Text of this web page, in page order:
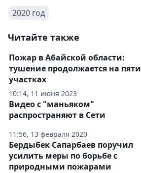
2020 год
Читайте также
10:14, 11 июня 2023
Пожар в Абайской области:
тушение продолжается на пяти
участках
11:56, 13 февраля 2020
Видео с "маньяком"
распространяют в Сети
Бердыбек Сапарбаев поручил
усилить меры по борьбе с
природными пожарами